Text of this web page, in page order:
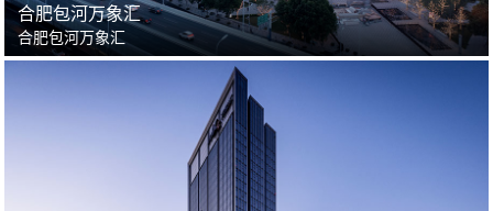
合肥包河万象汇
合肥包河万象汇